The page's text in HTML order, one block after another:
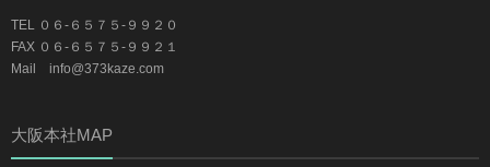
TEL ０６-６５７５-９９２０
FAX ０６-６５７５-９９２１
Mail info@373kaze.com
大阪本社MAP